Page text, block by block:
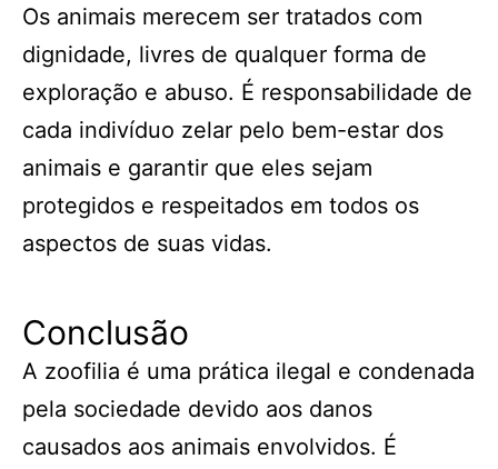
Os animais merecem ser tratados com
dignidade, livres de qualquer forma de
exploração e abuso. É responsabilidade de
cada indivíduo zelar pelo bem-estar dos
animais e garantir que eles sejam
protegidos e respeitados em todos os
aspectos de suas vidas.
Conclusão
A zoofilia é uma prática ilegal e condenada
pela sociedade devido aos danos
causados aos animais envolvidos. É